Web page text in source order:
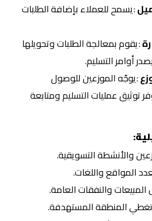
:يسمح للعملاء بإضافة الطلبات
:يقوم بمعالجة الطلبات وتحويلها
أوامر التسليم.
:يوجّه الموزعين للوصول
توثيق عمليات التسليم ومتابعة
:
والأنشطة التسويقية.
المواقع واللغات.
والنفقات العامة.
المنطقة المستهدفة.